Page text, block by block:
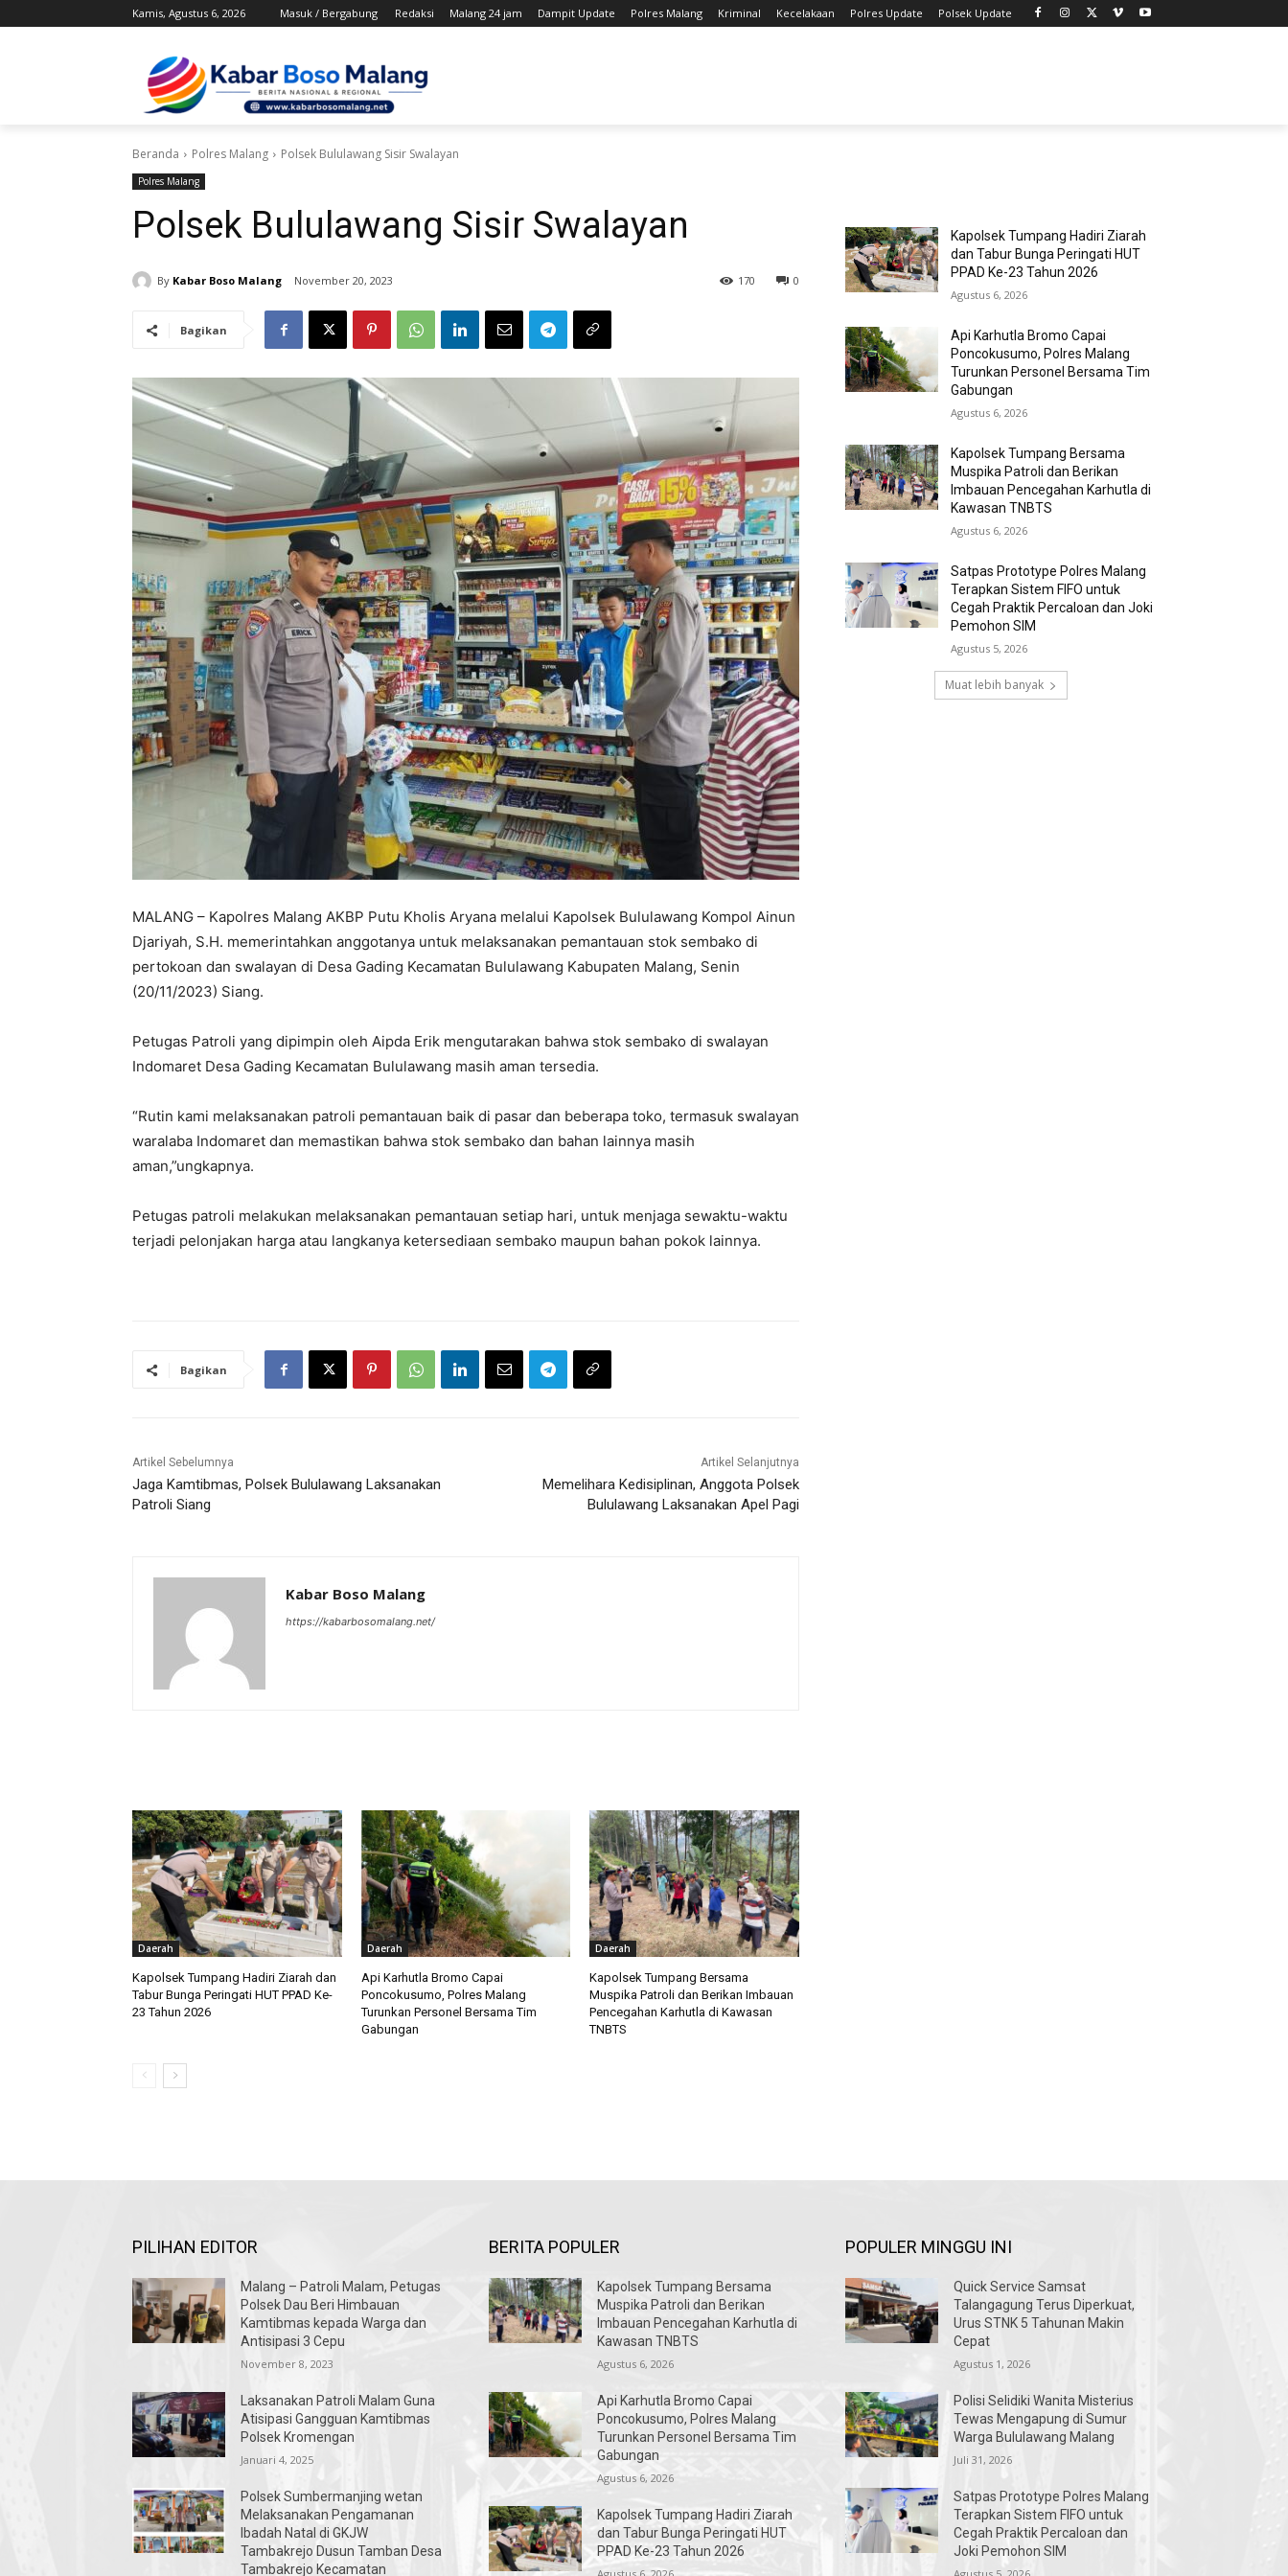
Kamis, Agustus 6, 2026 Masuk / Bergabung Redaksi Malang 24 jam Dampit Update Polres Malang Kriminal Kecelakaan Polres Update Polsek Update
Beranda Polres Malang Polsek Bululawang Sisir Swalayan
Polres Malang
Polsek Bululawang Sisir Swalayan
By Kabar Boso Malang November 20, 2023 0
170
Bagikan
MALANG – Kapolres Malang AKBP Putu Kholis Aryana melalui Kapolsek Bululawang Kompol Ainun
Djariyah, S.H. memerintahkan anggotanya untuk melaksanakan pemantauan stok sembako di
pertokoan dan swalayan di Desa Gading Kecamatan Bululawang Kabupaten Malang, Senin
(20/11/2023) Siang.
Petugas Patroli yang dipimpin oleh Aipda Erik mengutarakan bahwa stok sembako di swalayan
Indomaret Desa Gading Kecamatan Bululawang masih aman tersedia.
“Rutin kami melaksanakan patroli pemantauan baik di pasar dan beberapa toko, termasuk swalayan
waralaba Indomaret dan memastikan bahwa stok sembako dan bahan lainnya masih
aman,”ungkapnya.
Petugas patroli melakukan melaksanakan pemantauan setiap hari, untuk menjaga sewaktu-waktu
terjadi pelonjakan harga atau langkanya ketersediaan sembako maupun bahan pokok lainnya.
Bagikan
Artikel Sebelumnya
Jaga Kamtibmas, Polsek Bululawang Laksanakan
Patroli Siang
Artikel Selanjutnya
Memelihara Kedisiplinan, Anggota Polsek
Bululawang Laksanakan Apel Pagi
Kabar Boso Malang
https://kabarbosomalang.net/
Daerah
Kapolsek Tumpang Hadiri Ziarah dan
Tabur Bunga Peringati HUT PPAD Ke-
23 Tahun 2026
Daerah
Api Karhutla Bromo Capai
Poncokusumo, Polres Malang
Turunkan Personel Bersama Tim
Gabungan
Daerah
Kapolsek Tumpang Bersama
Muspika Patroli dan Berikan Imbauan
Pencegahan Karhutla di Kawasan
TNBTS
Kapolsek Tumpang Hadiri Ziarah
dan Tabur Bunga Peringati HUT
PPAD Ke-23 Tahun 2026
Agustus 6, 2026
Api Karhutla Bromo Capai
Poncokusumo, Polres Malang
Turunkan Personel Bersama Tim
Gabungan
Agustus 6, 2026
Kapolsek Tumpang Bersama
Muspika Patroli dan Berikan
Imbauan Pencegahan Karhutla di
Kawasan TNBTS
Agustus 6, 2026
Satpas Prototype Polres Malang
Terapkan Sistem FIFO untuk
Cegah Praktik Percaloan dan Joki
Pemohon SIM
Agustus 5, 2026
Muat lebih banyak
PILIHAN EDITOR
Malang – Patroli Malam, Petugas
Polsek Dau Beri Himbauan
Kamtibmas kepada Warga dan
Antisipasi 3 Cepu
November 8, 2023
Laksanakan Patroli Malam Guna
Atisipasi Gangguan Kamtibmas
Polsek Kromengan
Januari 4, 2025
Polsek Sumbermanjing wetan
Melaksanakan Pengamanan
Ibadah Natal di GKJW
Tambakrejo Dusun Tamban Desa
Tambakrejo Kecamatan
BERITA POPULER
Kapolsek Tumpang Bersama
Muspika Patroli dan Berikan
Imbauan Pencegahan Karhutla di
Kawasan TNBTS
Agustus 6, 2026
Api Karhutla Bromo Capai
Poncokusumo, Polres Malang
Turunkan Personel Bersama Tim
Gabungan
Agustus 6, 2026
Kapolsek Tumpang Hadiri Ziarah
dan Tabur Bunga Peringati HUT
PPAD Ke-23 Tahun 2026
POPULER MINGGU INI
Quick Service Samsat
Talangagung Terus Diperkuat,
Urus STNK 5 Tahunan Makin
Cepat
Agustus 1, 2026
Polisi Selidiki Wanita Misterius
Tewas Mengapung di Sumur
Warga Bululawang Malang
Juli 31, 2026
Satpas Prototype Polres Malang
Terapkan Sistem FIFO untuk
Cegah Praktik Percaloan dan
Joki Pemohon SIM